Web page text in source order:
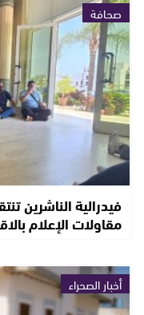
صحافة
فيدرالية الناشرين
مقاولات الإعلام
أخبار الصحراء